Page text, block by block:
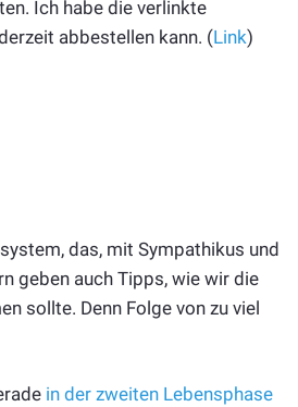
Ich habe die verlinkte
abbestellen kann. (Link)
das, mit Sympathikus und
geben auch Tipps, wie wir die
sollte. Denn Folge von zu viel
in der zweiten Lebensphase